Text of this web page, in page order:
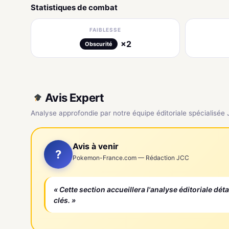
Statistiques de combat
FAIBLESSE
Obscurité ×2
Avis Expert
Analyse approfondie par notre équipe éditoriale spécialisée
?
Avis à venir
Pokemon-France.com — Rédaction JCC
« Cette section accueillera l'analyse éditoriale
clés. »